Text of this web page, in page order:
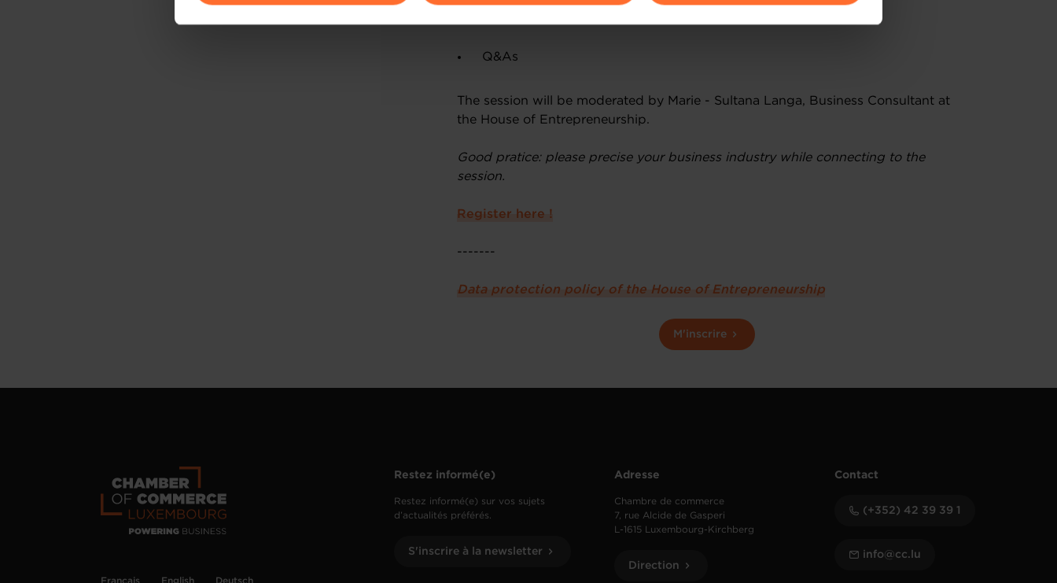
Q&As
The session will be moderated by Marie - Sultana Langa, Business Consultant at
the House of Entrepreneurship.
Good pratice: please precise your business industry while connecting to the
session.
Register here !
-------
Data protection policy of the House of Entrepreneurship
M'inscrire
Français English Deutsch
Restez informé(e)
Restez informé(e) sur vos sujets
d’actualités préférés.
S'inscrire à la newsletter
Adresse
Chambre de commerce
7, rue Alcide de Gasperi
L-1615 Luxembourg-Kirchberg
Direction
Contact
(+352) 42 39 39 1
info@cc.lu